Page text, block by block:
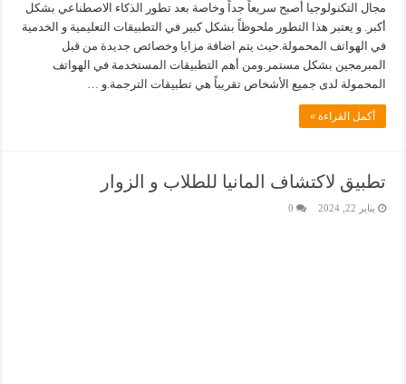
مجال التكنولوجيا أصبح سريعاً جداً وخاصة بعد تطور الذكاء الاصطناعي بشكل
أكبر. و يعتبر هذا التطور ملحوظاً بشكل كبير في التطبيقات التعليمية و الخدمية
في الهواتف المحمولة.حيث يتم اضافة مزايا وخصائص جديدة من قبل
المبرمجين بشكل مستمر.ومن أهم التطبيقات المستخدمة في الهواتف
المحمولة لدى جميع الأشخاص تقريباً هي تطبيقات الترجمة.و …
أكمل القراءة »
تطبيق لاكتشاف المانيا للطلاب و الزوار
يناير 22, 2024 0